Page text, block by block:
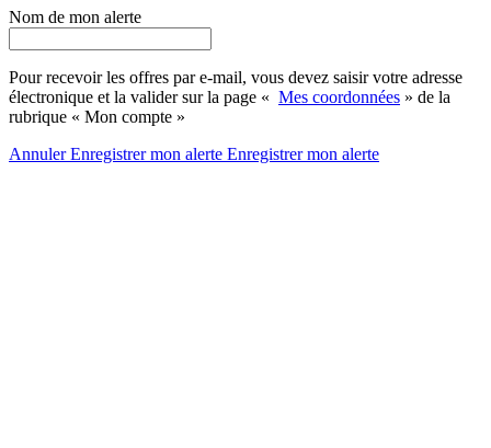
Nom de mon alerte
Pour recevoir les offres par e-mail, vous devez saisir votre adresse
électronique et la valider sur la page « Mes coordonnées » de la
rubrique « Mon compte »
AnnulerEnregistrer mon alerte Enregistrermon alerte